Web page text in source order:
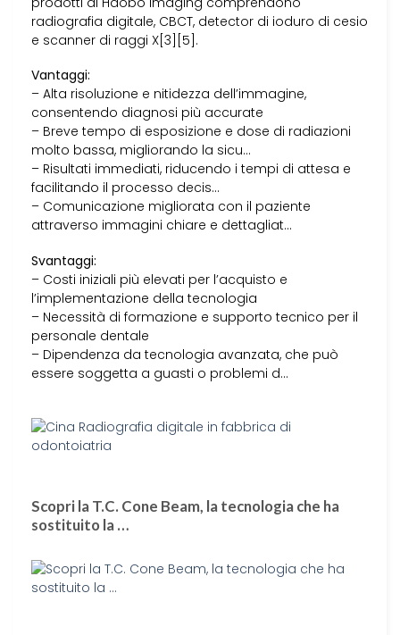
radiografia digitale, CBCT, detector di ioduro di cesio
e scanner di raggi X[3][5].
Vantaggi:
– Alta risoluzione e nitidezza dell’immagine,
consentendo diagnosi più accurate
– Breve tempo di esposizione e dose di radiazioni
molto bassa, migliorando la sicu…
– Risultati immediati, riducendo i tempi di attesa e
facilitando il processo decis…
– Comunicazione migliorata con il paziente
attraverso immagini chiare e dettagliat…
Svantaggi:
– Costi iniziali più elevati per l’acquisto e
l’implementazione della tecnologia
– Necessità di formazione e supporto tecnico per il
personale dentale
– Dipendenza da tecnologia avanzata, che può
essere soggetta a guasti o problemi d…
Scopri la T.C. Cone Beam, la tecnologia che ha
sostituito la …